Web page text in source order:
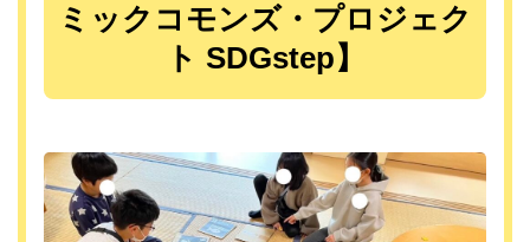
ミックコモンズ・プロジェク
ト SDGstep】